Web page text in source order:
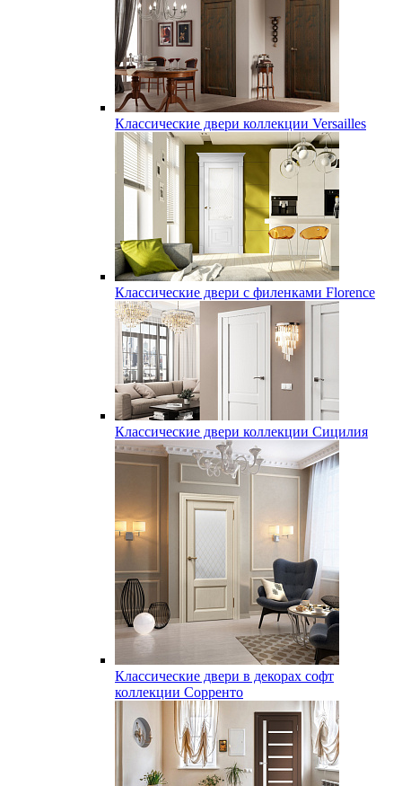
Классические двери коллекции Versailles
Классические двери с филенками Florence
Классические двери коллекции Сицилия
Классические двери в декорах софт
коллекции Сорренто